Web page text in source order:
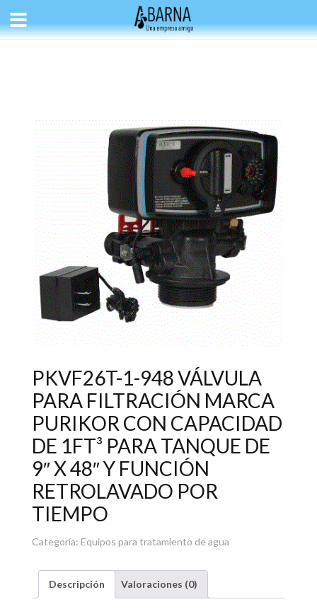
PKVF26T-1-948 VÁLVULA
PARA FILTRACIÓN MARCA
PURIKOR CON CAPACIDAD
DE 1FT³ PARA TANQUE DE
9″ X 48″ Y FUNCIÓN
RETROLAVADO POR
TIEMPO
Categoría: Equipos para tratamiento de agua
Descripción Valoraciones (0)